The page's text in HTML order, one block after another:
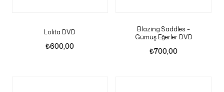
Lolita DVD
₺600,00
Blazing Saddles –
Gümüş Eğerler DVD
₺700,00